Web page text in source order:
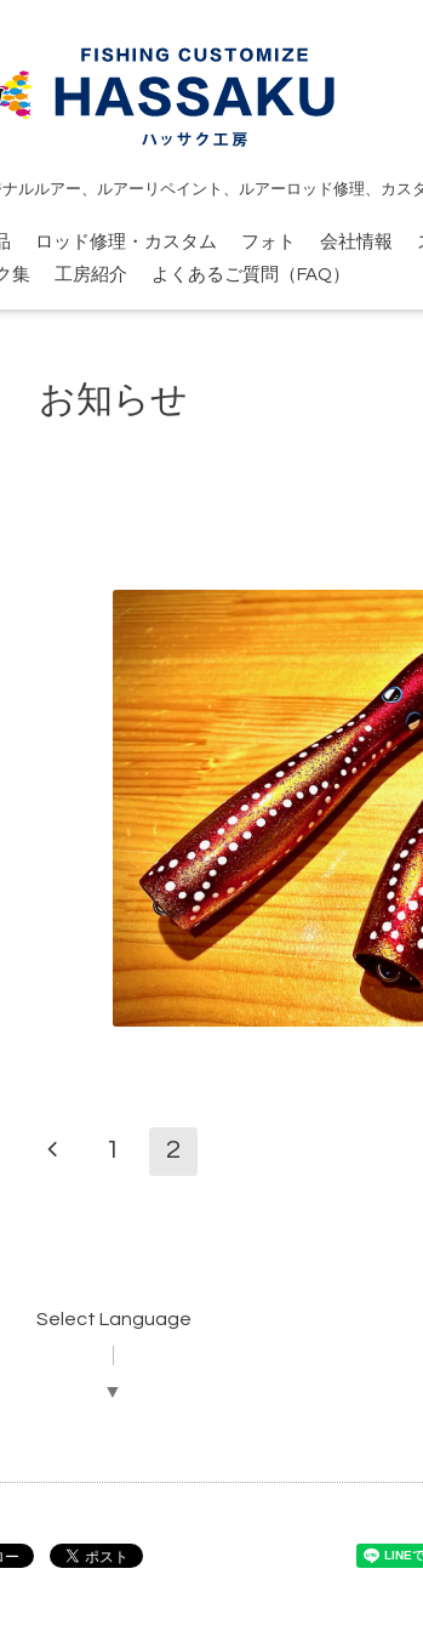
ルルアー、ルアーリペイント、ルアーロッド修理、カス
ロッド修理・カスタム フォト 会社情報
集 工房紹介 よくあるご質問（FAQ）
お知らせ
1 2
Select Language
▼